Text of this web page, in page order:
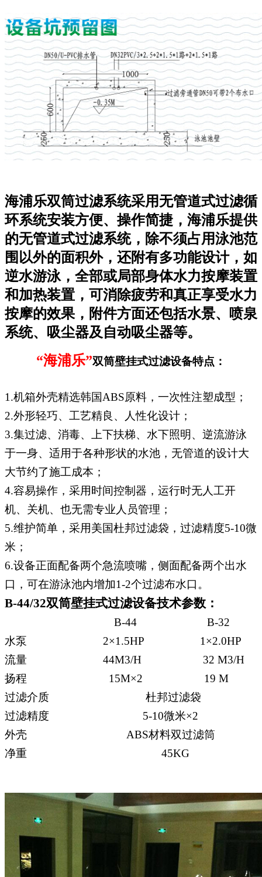
海浦乐双筒过滤系统采用无管道式过滤循
环系统安装方便、操作简捷，海浦乐提供
的无管道式过滤系统，除不须占用泳池范
围以外的面积外，还附有多功能设计，如
逆水游泳，全部或局部身体水力按摩装置
和加热装置，可消除疲劳和真正享受水力
按摩的效果，附件方面还包括水景、喷泉
系统、吸尘器及自动吸尘器等。
“海浦乐”双筒壁挂式过滤设备特点：
1.机箱外壳精选韩国ABS原料，一次性注塑成型；
2.外形轻巧、工艺精良、人性化设计；
3.集过滤、消毒、上下扶梯、水下照明、逆流游泳
于一身、适用于各种形状的水池，无管道的设计大
大节约了施工成本；
4.容易操作，采用时间控制器，运行时无人工开
机、关机、也无需专业人员管理；
5.维护简单，采用美国杜邦过滤袋，过滤精度5-10微
米；
6.设备正面配备两个急流喷嘴，侧面配备两个出水
口，可在游泳池内增加1-2个过滤布水口。
B-44/32双筒壁挂式过滤设备技术参数：
B-44 B-32
水泵
2×1.5HP 1×2.0HP
流量 44M3/H 32 M3/H
扬程 15M×2 19 M
过滤介质
杜邦过滤袋
过滤精度 5-10微米×2
外壳 ABS材料双过滤筒
净重 45KG